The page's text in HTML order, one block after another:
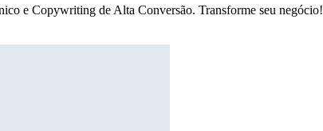
e Copywriting de Alta Conversão. Transforme seu negócio!